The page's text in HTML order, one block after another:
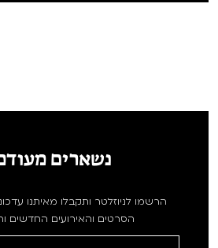
נשארים
הרשמו לניוזלטר ותקבלו מאיתנו
הסרטים והאירועים החדשים